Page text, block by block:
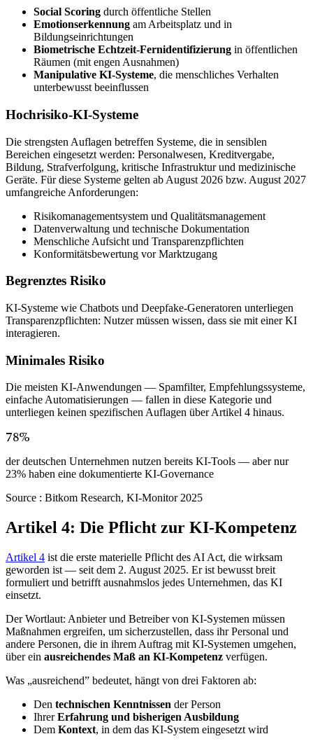
Social Scoring durch öffentliche Stellen
Emotionserkennung am Arbeitsplatz und in
Bildungseinrichtungen
Biometrische Echtzeit-Fernidentifizierung in öffentlichen
Räumen (mit engen Ausnahmen)
Manipulative KI-Systeme, die menschliches Verhalten
unterbewusst beeinflussen
Hochrisiko-KI-Systeme
Die strengsten Auflagen betreffen Systeme, die in sensiblen
Bereichen eingesetzt werden: Personalwesen, Kreditvergabe,
Bildung, Strafverfolgung, kritische Infrastruktur und medizinische
Geräte. Für diese Systeme gelten ab August 2026 bzw. August 2027
umfangreiche Anforderungen:
Risikomanagementsystem und Qualitätsmanagement
Datenverwaltung und technische Dokumentation
Menschliche Aufsicht und Transparenzpflichten
Konformitätsbewertung vor Marktzugang
Begrenztes Risiko
KI-Systeme wie Chatbots und Deepfake-Generatoren unterliegen
Transparenzpflichten: Nutzer müssen wissen, dass sie mit einer KI
interagieren.
Minimales Risiko
Die meisten KI-Anwendungen — Spamfilter, Empfehlungssysteme,
einfache Automatisierungen — fallen in diese Kategorie und
unterliegen keinen spezifischen Auflagen über Artikel 4 hinaus.
78%
der deutschen Unternehmen nutzen bereits KI-Tools — aber nur
23% haben eine dokumentierte KI-Governance
Source : Bitkom Research, KI-Monitor 2025
Artikel 4: Die Pflicht zur KI-Kompetenz
Artikel 4 ist die erste materielle Pflicht des AI Act, die wirksam
geworden ist — seit dem 2. August 2025. Er ist bewusst breit
formuliert und betrifft ausnahmslos jedes Unternehmen, das KI
einsetzt.
Der Wortlaut: Anbieter und Betreiber von KI-Systemen müssen
Maßnahmen ergreifen, um sicherzustellen, dass ihr Personal und
andere Personen, die in ihrem Auftrag mit KI-Systemen umgehen,
über ein ausreichendes Maß an KI-Kompetenz verfügen.
Was „ausreichend” bedeutet, hängt von drei Faktoren ab:
Den technischen Kenntnissen der Person
IhrerErfahrung und bisherigen Ausbildung
Dem Kontext, in dem das KI-System eingesetzt wird